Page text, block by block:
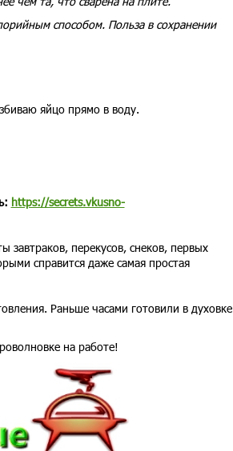
способом. Польза в сохранении
яйцо прямо в воду.
https://secrets.vkusno-
завтраков, перекусов, снеков, первых
справится даже самая простая
Раньше часами готовили в духовке
на работе!